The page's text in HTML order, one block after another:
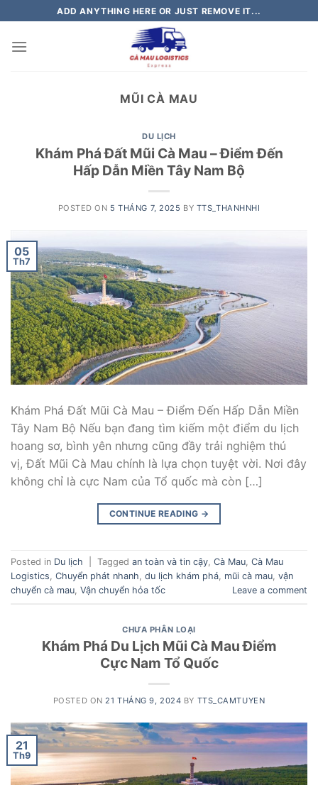
to
content
ADD ANYTHING HERE OR JUST REMOVE IT...
MŨI CÀ MAU
DU LỊCH
Khám Phá Đất Mũi Cà Mau – Điểm Đến
Hấp Dẫn Miền Tây Nam Bộ
POSTED ON 5 THÁNG 7, 2025 BY TTS_THANHNHI
05
Th7
Khám Phá Đất Mũi Cà Mau – Điểm Đến Hấp Dẫn Miền
Tây Nam Bộ Nếu bạn đang tìm kiếm một điểm du lịch
hoang sơ, bình yên nhưng cũng đầy trải nghiệm thú
vị, Đất Mũi Cà Mau chính là lựa chọn tuyệt vời. Nơi đây
không chỉ là cực Nam của Tổ quốc mà còn […]
CONTINUE READING →
Posted in Du lịch Tagged an toàn và tin cậy, Cà Mau, Cà Mau
Logistics, Chuyển phát nhanh, du lịch khám phá, mũi cà mau, vận
chuyển cà mau, Vận chuyển hỏa tốc Leave a comment
CHƯA PHÂN LOẠI
Khám Phá Du Lịch Mũi Cà Mau Điểm
Cực Nam Tổ Quốc
POSTED ON21 THÁNG 9, 2024 BY TTS_CAMTUYEN
21
Th9